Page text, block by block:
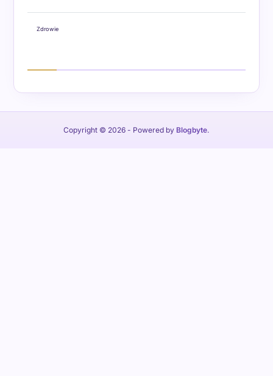
Zdrowie
Copyright © 2026 - Powered by Blogbyte.